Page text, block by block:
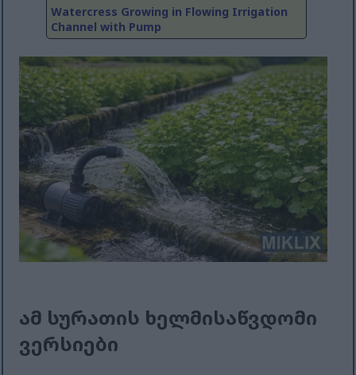
Watercress Growing in Flowing Irrigation
Channel with Pump
ამ სურათის ხელმისაწვდომი
ვერსიები